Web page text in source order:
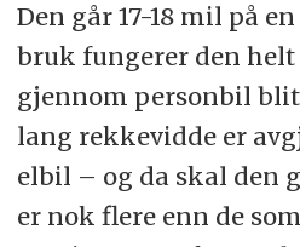
Den går 17-18 mil på
bruk fungerer den
gjennom personbil
lang rekkevidde er
elbil – og da skal den
er nok flere enn de